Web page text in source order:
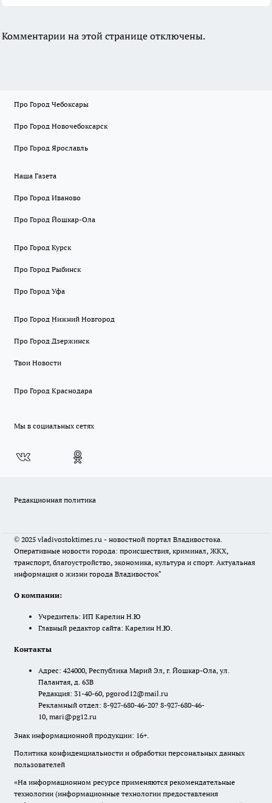
Комментарии на этой странице отключены.
Про Город Чебоксары
Про Город Новочебоксарск
Про Город Ярославль
Наша Газета
Про Город Иваново
Про Город Йошкар-Ола
Про Город Курск
Про Город Рыбинск
Про Город Уфа
Про Город Нижний Новгород
Про Город Дзержинск
Твои Новости
Про Город Краснодара
Мы в социальных сетях
Редакционная политика
© 2025 vladivostoktimes.ru - новостной портал Владивостока.
Оперативные новости города: происшествия, криминал, ЖКХ,
транспорт, благоустройство, экономика, культура и спорт. Актуальная
информация о жизни города Владивосток"
О компании:
Учредитель: ИП Карелин Н.Ю
Главный редактор сайта: Карелин Н.Ю.
Контакты
Адрес: 424000, Республика Марий Эл, г. Йошкар-Ола, ул.
Палантая, д. 63В
Редакция: 31-40-60, pgorod12@mail.ru
Рекламный отдел: 8-927-680-46-20? 8-927-680-46-
10, mari@pg12.ru
Знак информационной продукции: 16+.
Политика конфиденциальности и обработки персональных данных
пользователей
«На информационном ресурсе применяются рекомендательные
технологии (информационные технологии предоставления